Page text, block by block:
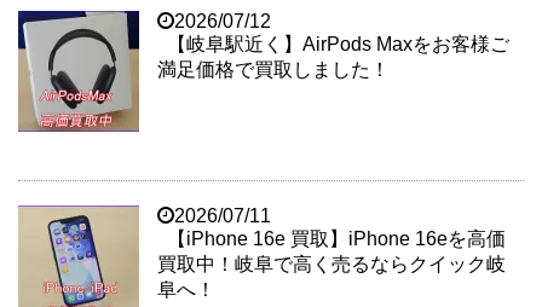
2026/07/12
【岐阜駅近く】AirPods Maxをお客様ご
満足価格で買取しました！
2026/07/11
【iPhone 16e 買取】iPhone 16eを高価
買取中！岐阜で高く売るならクイック岐
阜へ！